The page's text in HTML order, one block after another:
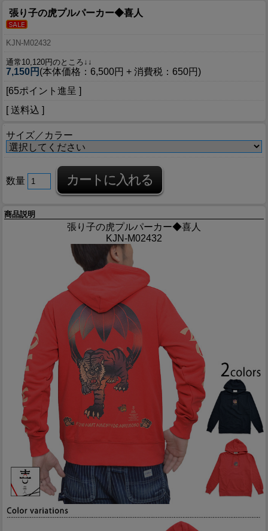
張り子の虎プルパーカー◆喜人
KJN-M02432
通常10,120円のところ↓↓
7,150円 (本体価格：6,500円 + 消費税：650円)
[65ポイント進呈 ]
[ 送料込 ]
サイズ／カラー
数量
商品説明
張り子の虎プルパーカー◆喜人
KJN-M02432